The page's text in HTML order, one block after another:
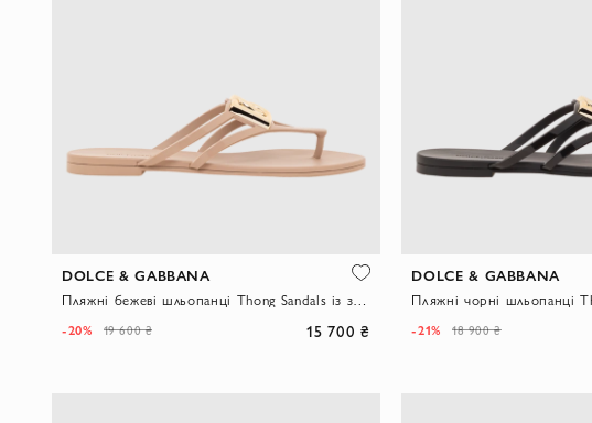
DOLCE & GABBANA
Пляжні бежеві шльопанці Thong Sandals із золотистим логотипом
-20% 19 600 ₴ 15 700 ₴
DOLCE & GABBANA
-21% 18 900 ₴